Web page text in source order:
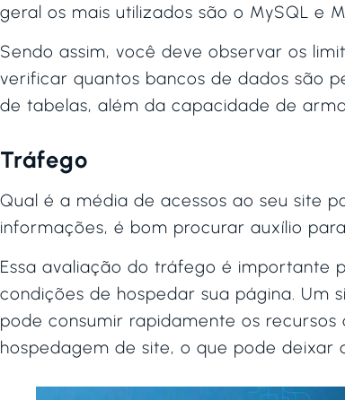
geral os mais utilizados são o MySQL e
Sendo assim, você deve observar os
verificar quantos bancos de dados são
de tabelas, além da capacidade de
Tráfego
Qual é a média de acessos ao seu site
informações, é bom procurar auxílio
Essa avaliação do tráfego é importante
condições de hospedar sua página. Um
pode consumir rapidamente os
hospedagem de site, o que pode deixar